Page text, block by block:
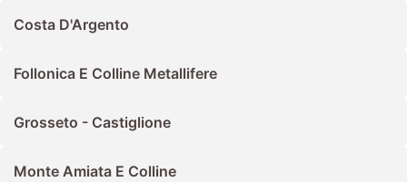
Costa D'Argento
Follonica E Colline Metallifere
Grosseto - Castiglione
Monte Amiata E Colline